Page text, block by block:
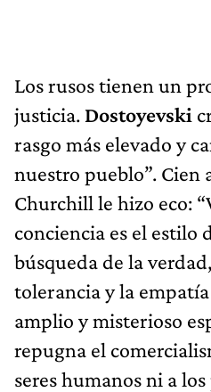
Los rusos tienen un
justicia. Dostoyevski
rasgo más elevado y
nuestro pueblo”. Cien
Churchill le hizo eco:
conciencia es el estilo
búsqueda de la
tolerancia y la
amplio y misterioso
repugna el
seres humanos ni a